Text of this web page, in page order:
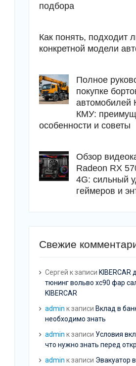
подбора
Как понять, подходит
конкретной модели
Полное
покупке
автомобилей
КМУ:
особенности и советы
Обзор
Radeon RX
4G: сильный
геймеров и
Свежие
Сергей к записи
тюнинг вольво хс90 фар
KIBERCAR
admin к записи Вклад в
необходимо знать
admin к записи Условия
что нужно знать перед
admin к записи Эвакуатор